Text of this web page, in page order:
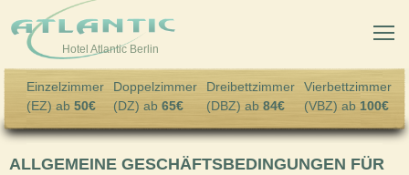
Skip to main content
Hotel Atlantic Berlin
Einzelzimmer
(EZ) ab 50€
Doppelzimmer
(DZ) ab 65€
Dreibettzimmer
(DBZ) ab 84€
Vierbettzimmer
(VBZ) ab 100€
ALLGEMEINE GESCHÄFTSBEDINGUNGEN FÜR